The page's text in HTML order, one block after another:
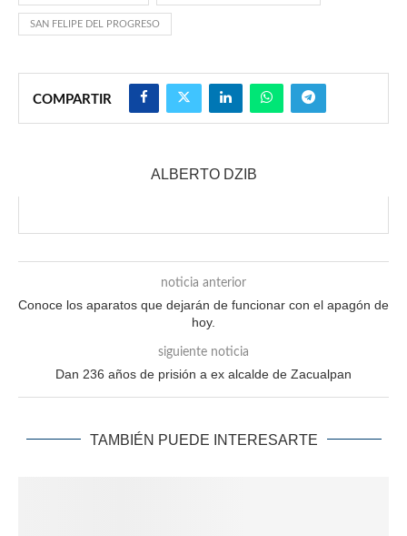
SAN FELIPE DEL PROGRESO
COMPARTIR
ALBERTO DZIB
noticia anterior
Conoce los aparatos que dejarán de funcionar con el apagón de
hoy.
siguiente noticia
Dan 236 años de prisión a ex alcalde de Zacualpan
TAMBIÉN PUEDE INTERESARTE